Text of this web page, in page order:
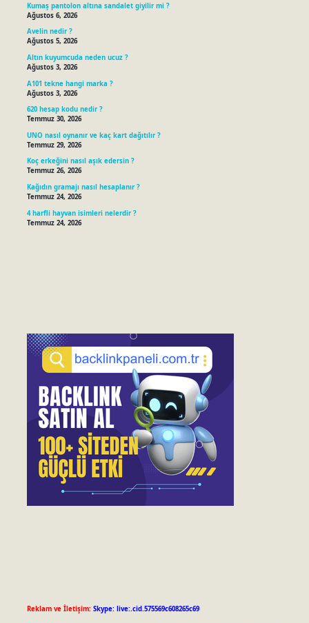
Kumaş pantolon altına sandalet giyilir mi ?
Ağustos 6, 2026
Avelin nedir ?
Ağustos 5, 2026
Altın kuyumcuda neden ucuz ?
Ağustos 3, 2026
A101 tekne hangi marka ?
Ağustos 3, 2026
620 hesap kodu nedir ?
Temmuz 30, 2026
UNO nasıl oynanır ve kaç kart dağıtılır ?
Temmuz 29, 2026
Koç erkeğini nasıl aşık edersin ?
Temmuz 26, 2026
Kağıdın gramajı nasıl hesaplanır ?
Temmuz 24, 2026
4 harfli hayvan isimleri nelerdir ?
Temmuz 24, 2026
Reklam ve İletişim: Skype: live:.cid.575569c608265c69